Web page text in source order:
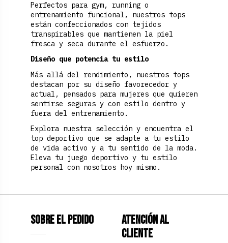
Perfectos para gym, running o
entrenamiento funcional, nuestros tops
están confeccionados con tejidos
transpirables que mantienen la piel
fresca y seca durante el esfuerzo.
Diseño que potencia tu estilo
Más allá del rendimiento, nuestros tops
destacan por su diseño favorecedor y
actual, pensados para mujeres que quieren
sentirse seguras y con estilo dentro y
fuera del entrenamiento.
Explora nuestra selección y encuentra el
top deportivo que se adapte a tu estilo
de vida activo y a tu sentido de la moda.
Eleva tu juego deportivo y tu estilo
personal con nosotros hoy mismo.
Sobre el pedido
Atención al
Cliente